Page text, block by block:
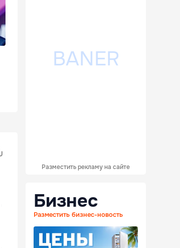
Разместить рекламу на сайте
Бизнес
Разместить бизнес-новость